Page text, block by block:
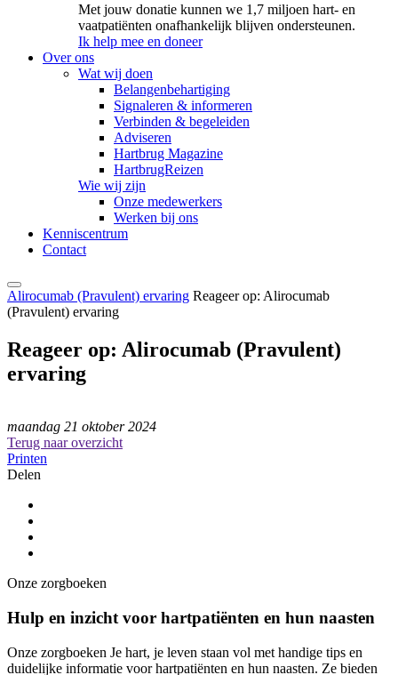
Met jouw donatie kunnen we 1,7 miljoen hart- en
vaatpatiënten onafhankelijk blijven ondersteunen.
Ik help mee en doneer
Over ons
Wat wij doen
Belangenbehartiging
Signaleren & informeren
Verbinden & begeleiden
Adviseren
Hartbrug Magazine
HartbrugReizen
Wie wij zijn
Onze medewerkers
Werken bij ons
Kenniscentrum
Contact
Alirocumab (Pravulent) ervaring Reageer op: Alirocumab
(Pravulent) ervaring
Reageer op: Alirocumab (Pravulent)
ervaring
maandag 21 oktober 2024
Terug naar overzicht
Printen
Delen
Onze zorgboeken
Hulp en inzicht voor hartpatiënten en hun naasten
Onze zorgboeken Je hart, je leven staan vol met handige tips en
duidelijke informatie voor hartpatiënten en hun naasten. Ze bieden